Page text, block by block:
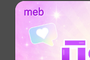
ข
ไม่พบข้อ